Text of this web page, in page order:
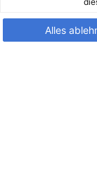
Alles